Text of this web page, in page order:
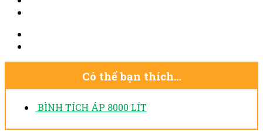
Có thể bạn thích…
BÌNH TÍCH ÁP 8000 LÍT